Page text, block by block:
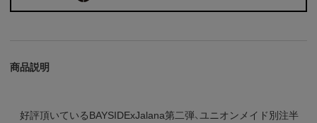
商品説明
好評頂いているBAYSIDExJalana第二弾、ユニオンメイド別注半